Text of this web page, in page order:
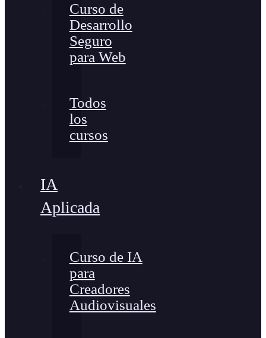
Curso de
Desarrollo
Seguro
para Web
Todos
los
cursos
IA
Aplicada
Curso de IA
para
Creadores
Audiovisuales